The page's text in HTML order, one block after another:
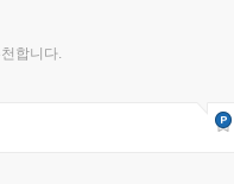
합니다.